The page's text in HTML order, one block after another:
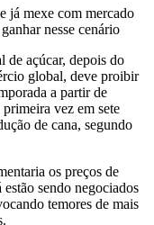
de açúcar, depois do
global, deve proibir
a partir de
vez em sete
de cana, segundo
os preços de
sendo negociados
temores de mais